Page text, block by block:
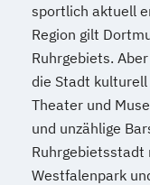
sportlich aktuell
Region gilt
Ruhrgebiets.
die Stadt kulturell
Theater und
und unzählige
Ruhrgebietsstadt
Westfalenpark